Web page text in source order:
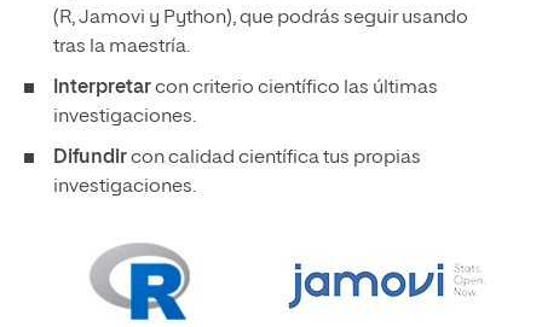
(R, Jamovi y Python), que podrás seguir usando
tras la maestría.
Interpretarcon criterio científico las últimas
investigaciones.
Difundircon calidad científica tus propias
investigaciones.